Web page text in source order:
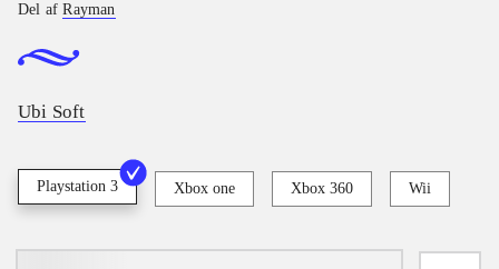
Del afRayman
Ubi Soft
Playstation 3 Xbox one Xbox 360 Wii